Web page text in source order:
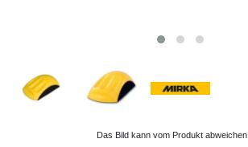
Das Bild kann vom Produkt abweichen